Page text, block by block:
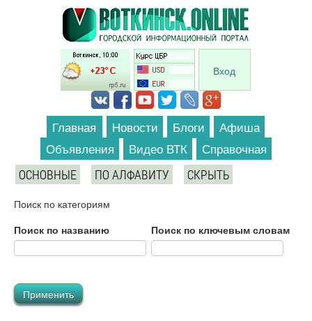
Перейти к основному содержанию
Вход
Главная Новости Блоги
Афиша
Объявления
Видео ВТК Справочная
ОСНОВНЫЕ ПО АЛФАВИТУ СКРЫТЬ
Поиск по категориям
Поиск по названию
Поиск по ключевым словам